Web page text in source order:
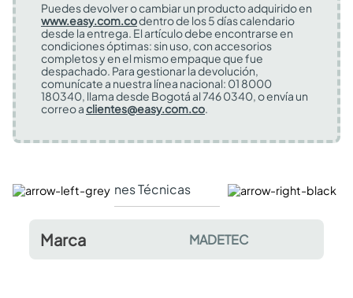
Puedes devolver o cambiar un producto adquirido en
www.easy.com.codentro de los 5 días calendario
desde la entrega. El artículo debe encontrarse en
condiciones óptimas: sin uso, con accesorios
completos y en el mismo empaque que fue
despachado. Para gestionar la devolución,
comunícate a nuestra línea nacional: 01 8000
180340, llama desde Bogotá al 746 0340, o envía un
correo aclientes@easy.com.co.
Especificaciones Técnicas Comentarios y
Marca MADETEC